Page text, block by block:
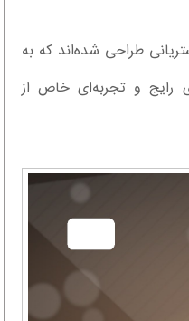
طراحی شده‌اند که به
رایج و تجربه‌ای خاص از